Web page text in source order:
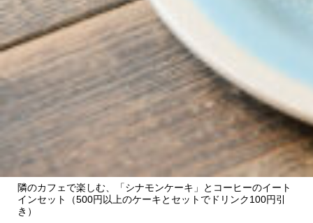
京都の書店
CULTURE
すべて
関西で開催。
おすすめの展覧会
隣のカフェで楽しむ、「シナモンケーキ」とコーヒーのイート
インセット（500円以上のケーキとセットでドリンク100円引
き）